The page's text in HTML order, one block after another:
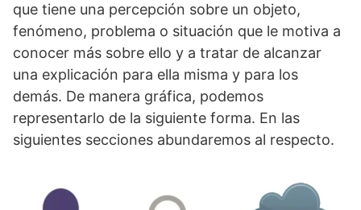
que tiene una percepción sobre un objeto,
fenómeno, problema o situación que le motiva a
conocer más sobre ello y a tratar de alcanzar
una explicación para ella misma y para los
demás. De manera gráfica, podemos
representarlo de la siguiente forma. En las
siguientes secciones abundaremos al respecto.